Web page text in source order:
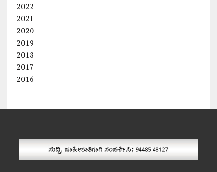
2022
2021
2020
2019
2018
2017
2016